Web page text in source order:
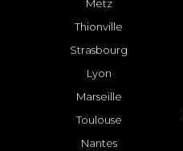
Metz
Thionville
Strasbourg
Lyon
Marseille
Toulouse
Nantes